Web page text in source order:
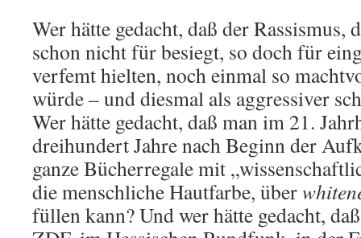
Wer hätte gedacht, daß der Rassismus,
schon nicht für besiegt, so doch für
verfemt hielten, noch einmal so
würde – und diesmal als aggressiver
Wer hätte gedacht, daß man im 21.
dreihundert Jahre nach Beginn der
ganze Bücherregale mit
die menschliche Hautfarbe, über
füllen kann? Und wer hätte gedacht,